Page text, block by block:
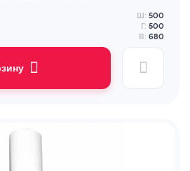
Ш: 500
Г: 500
В: 680